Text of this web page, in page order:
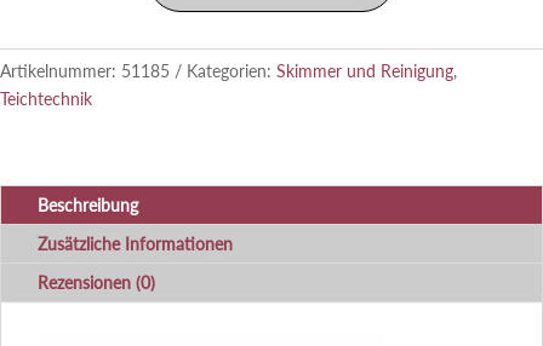
Artikelnummer: 51185 Kategorien: Skimmer und Reinigung,
Teichtechnik
Beschreibung
Zusätzliche Informationen
Rezensionen (0)